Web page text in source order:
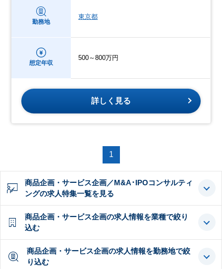
勤務地
東京都
想定年収
500～800万円
詳しく見る
1
商品企画・サービス企画／M&A･IPOコンサルティ
ングの求人特集一覧を見る
商品企画・サービス企画の求人情報を業種で絞り
込む
商品企画・サービス企画の求人情報を勤務地で絞
り込む